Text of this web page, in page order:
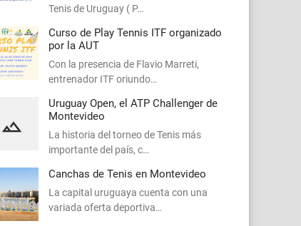
Tenis de Uruguay ( P…
Curso de Play Tennis ITF organizado
por la AUT
Con la presencia de Flavio Marreti,
entrenador ITF oriundo…
Uruguay Open, el ATP Challenger de
Montevideo
La historia del torneo de Tenis más
importante del país, c…
Canchas de Tenis en Montevideo
La capital uruguaya cuenta con una
variada oferta deportiva…